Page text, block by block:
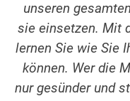
unseren
sie einsetzen. Mit
lernen Sie wie Sie
können. Wer die
nur gesünder und